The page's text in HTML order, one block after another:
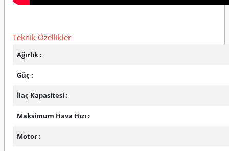
Teknik Özellikler
Ağırlık :
Güç :
İlaç Kapasitesi :
Maksimum Hava Hızı :
Motor :